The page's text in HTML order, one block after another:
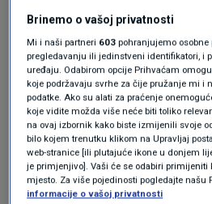
nagađanjima o modricama
primijećene na njegovim
"Prvi je u mjesecu, vrijeme
mjesečne tretmane.
na njegovim rukama i
drugim dijelovima tijelau
dana“, napisao je jedan
Brinemo o vašoj privatnosti
Mi i naši partneri 603 pohranjujemo osobne
pregledavanju ili jedinstveni identifikatori, i
uređaju. Odabirom opcije Prihvaćam
koje podržavaju svrhe za čije pružanje mi i
podatke. Ako su alati za praćenje
koje vidite možda više neće biti toliko
na ovaj izbornik kako biste izmijenili svoje
bilo kojem trenutku klikom na Upravljaj
web-stranice [ili plutajuće ikone u donjem
je primjenjivo]. Vaši će se odabiri primijeniti
mjesto. Za više pojedinosti pogledajte našu
informacije o vašoj privatnosti